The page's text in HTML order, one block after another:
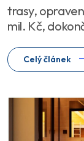
trasy,
mil. Kč,
Celý článek